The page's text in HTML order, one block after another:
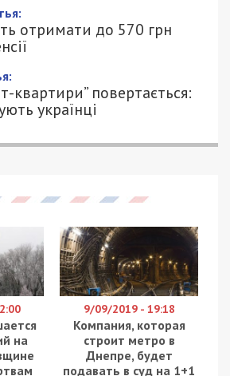
отримати до 570 грн
квартири” повертається:
українці
на
9/09/2019 - 19:18
Компания, которая
строит метро в
Днепре, будет
подавать в суд на 1+1